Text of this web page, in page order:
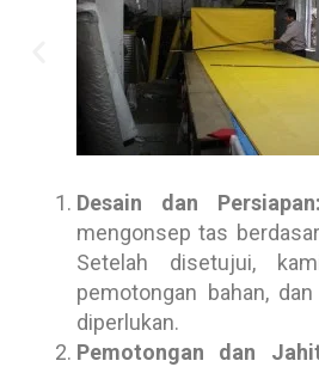
Desain dan Persiapan:
mengonsep tas
Setelah disetujui,
pemotongan bahan,
diperlukan.
Pemotongan dan